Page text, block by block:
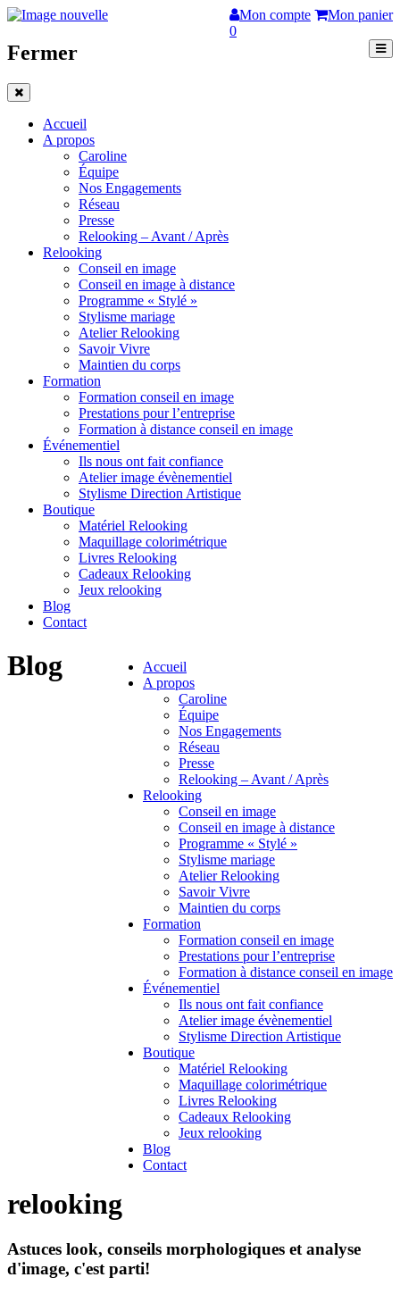
Mon compte
Mon panier
0
Fermer
Accueil
A propos
Caroline
Équipe
Nos Engagements
Réseau
Presse
Relooking – Avant / Après
Relooking
Conseil en image
Conseil en image à distance
Programme « Stylé »
Stylisme mariage
Atelier Relooking
Savoir Vivre
Maintien du corps
Formation
Formation conseil en image
Prestations pour l’entreprise
Formation à distance conseil en image
Événementiel
Ils nous ont fait confiance
Atelier image évènementiel
Stylisme Direction Artistique
Boutique
Matériel Relooking
Maquillage colorimétrique
Livres Relooking
Cadeaux Relooking
Jeux relooking
Blog
Contact
Accueil
A propos
Caroline
Équipe
Nos Engagements
Réseau
Presse
Relooking – Avant / Après
Relooking
Conseil en image
Conseil en image à distance
Programme « Stylé »
Stylisme mariage
Atelier Relooking
Savoir Vivre
Maintien du corps
Formation
Formation conseil en image
Prestations pour l’entreprise
Formation à distance conseil en image
Événementiel
Ils nous ont fait confiance
Atelier image évènementiel
Stylisme Direction Artistique
Boutique
Matériel Relooking
Maquillage colorimétrique
Livres Relooking
Cadeaux Relooking
Jeux relooking
Blog
Contact
Blog
relooking
Astuces look, conseils morphologiques et analyse
d'image, c'est parti!